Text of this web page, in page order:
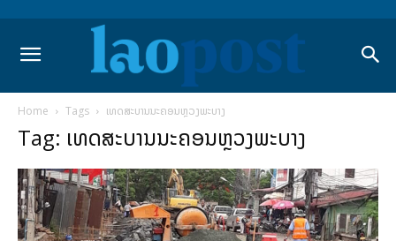
Home Tags ເທດສະບານນະຄອນຫຼວງພະບາງ
Tag: ເທດສະບານນະຄອນຫຼວງພະບາງ